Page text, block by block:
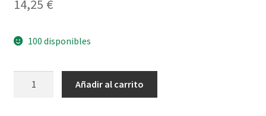
14,25 €
100 disponibles
Añadir al carrito